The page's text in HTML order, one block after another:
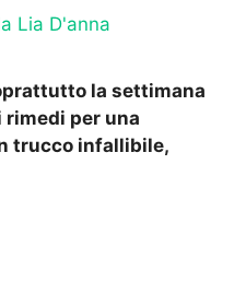
Lia D'anna
la settimana
rimedi per una
trucco infallibile,